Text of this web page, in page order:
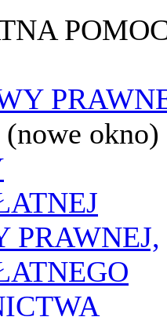
(nowe okno)
PRAWNEJ,